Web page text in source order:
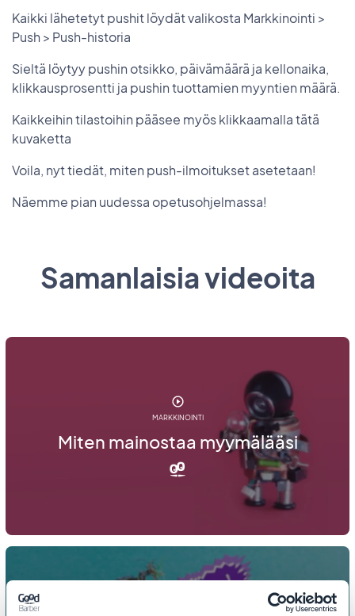
Kaikki lähetetyt pushit löydät valikosta Markkinointi >
Push > Push-historia
Sieltä löytyy pushin otsikko, päivämäärä ja kellonaika,
klikkausprosentti ja pushin tuottamien myyntien määrä.
Kaikkeihin tilastoihin pääsee myös klikkaamalla tätä
kuvaketta
Voila, nyt tiedät, miten push-ilmoitukset asetetaan!
Näemme pian uudessa opetusohjelmassa!
Samanlaisia videoita
MARKKINOINTI
Miten mainostaa myymälääsi